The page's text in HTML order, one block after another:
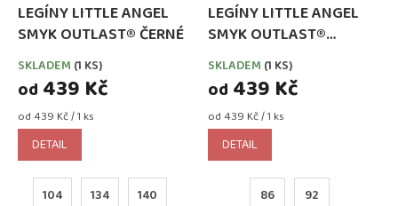
LEGÍNY LITTLE ANGEL
SMYK OUTLAST® ČERNÉ
SKLADEM (1 KS)
od 439 Kč
Měrná
cena:
od 439 Kč / 1 ks
DETAIL
104 134 140
LEGÍNY LITTLE ANGEL
SMYK OUTLAST®
FIALOVÉ
SKLADEM (1 KS)
od 439 Kč
Měrná
cena:
od 439 Kč / 1 ks
DETAIL
86 92